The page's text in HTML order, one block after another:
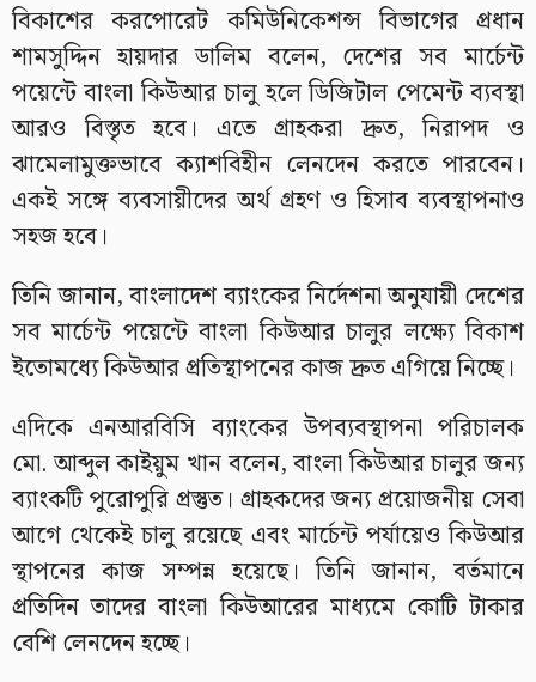
বিকাশের করপোরেট কমিউনিকেশন্স বিভাগের প্রধান
শামসুদ্দিন হায়দার ডালিম বলেন, দেশের সব মার্চেন্ট
পয়েন্টে বাংলা কিউআর চালু হলে ডিজিটাল পেমেন্ট ব্যবস্থা
আরও বিস্তৃত হবে। এতে গ্রাহকরা দ্রুত, নিরাপদ ও
ঝামেলামুক্তভাবে ক্যাশবিহীন লেনদেন করতে পারবেন।
একই সঙ্গে ব্যবসায়ীদের অর্থ গ্রহণ ও হিসাব ব্যবস্থাপনাও
সহজ হবে।
তিনি জানান, বাংলাদেশ ব্যাংকের নির্দেশনা অনুযায়ী দেশের
সব মার্চেন্ট পয়েন্টে বাংলা কিউআর চালুর লক্ষ্যে বিকাশ
ইতোমধ্যে কিউআর প্রতিস্থাপনের কাজ দ্রুত এগিয়ে নিচ্ছে।
এদিকে এনআরবিসি ব্যাংকের উপব্যবস্থাপনা পরিচালক
মো. আব্দুল কাইয়ুম খান বলেন, বাংলা কিউআর চালুর জন্য
ব্যাংকটি পুরোপুরি প্রস্তুত। গ্রাহকদের জন্য প্রয়োজনীয় সেবা
আগে থেকেই চালু রয়েছে এবং মার্চেন্ট পর্যায়েও কিউআর
স্থাপনের কাজ সম্পন্ন হয়েছে। তিনি জানান, বর্তমানে
প্রতিদিন তাদের বাংলা কিউআরের মাধ্যমে কোটি টাকার
বেশি লেনদেন হচ্ছে।